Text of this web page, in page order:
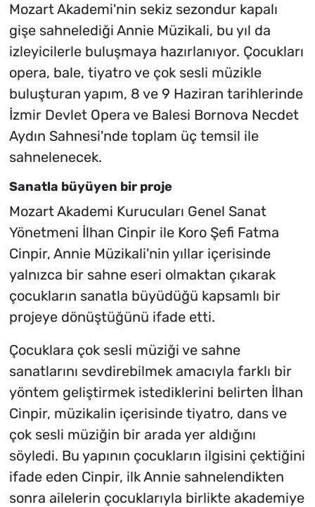
Mozart Akademi'nin sekiz sezondur kapalı
gişe sahnelediği Annie Müzikali, bu yıl da
izleyicilerle buluşmaya hazırlanıyor. Çocukları
opera, bale, tiyatro ve çok sesli müzikle
buluşturan yapım, 8 ve 9 Haziran tarihlerinde
İzmir Devlet Opera ve Balesi Bornova Necdet
Aydın Sahnesi'nde toplam üç temsil ile
sahnelenecek.
Sanatla büyüyen bir proje
Mozart Akademi Kurucuları Genel Sanat
Yönetmeni İlhan Cinpir ile Koro Şefi Fatma
Cinpir, Annie Müzikali'nin yıllar içerisinde
yalnızca bir sahne eseri olmaktan çıkarak
çocukların sanatla büyüdüğü kapsamlı bir
projeye dönüştüğünü ifade etti.
Çocuklara çok sesli müziği ve sahne
sanatlarını sevdirebilmek amacıyla farklı bir
yöntem geliştirmek istediklerini belirten İlhan
Cinpir, müzikalin içerisinde tiyatro, dans ve
çok sesli müziğin bir arada yer aldığını
söyledi. Bu yapının çocukların ilgisini çektiğini
ifade eden Cinpir, ilk Annie sahnelendikten
sonra ailelerin çocuklarıyla birlikte akademiye